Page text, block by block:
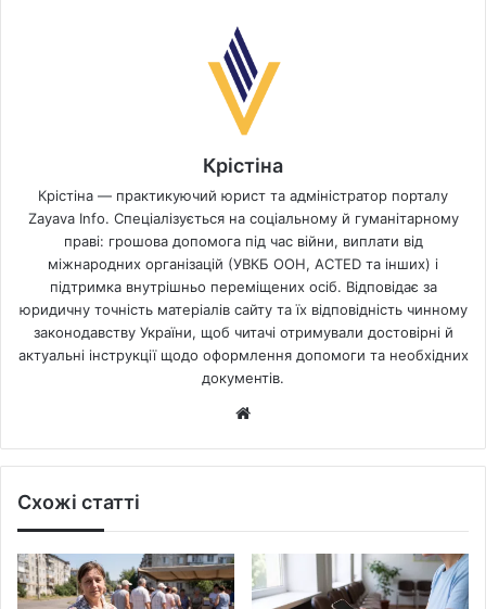
Крістіна
Крістіна — практикуючий юрист та адміністратор порталу
Zayava Info. Спеціалізується на соціальному й гуманітарному
праві: грошова допомога під час війни, виплати від
міжнародних організацій (УВКБ ООН, ACTED та інших) і
підтримка внутрішньо переміщених осіб. Відповідає за
юридичну точність матеріалів сайту та їх відповідність чинному
законодавству України, щоб читачі отримували достовірні й
актуальні інструкції щодо оформлення допомоги та необхідних
документів.
Схожі статті